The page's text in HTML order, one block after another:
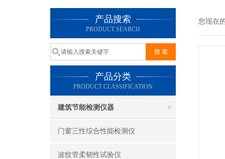
产品搜索
PRODUCT SEARCH
产品分类
PRODUCT CLASSIFICATION
建筑节能检测仪器
门窗三性综合性能检测仪
波纹管柔韧性试验仪
您现在